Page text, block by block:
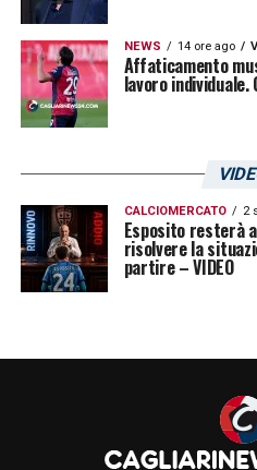
NEWS 14 ore ago
Affaticamento
lavoro
CALCIOMERCATO 2
Esposito resterà
risolvere la
partire – VIDEO